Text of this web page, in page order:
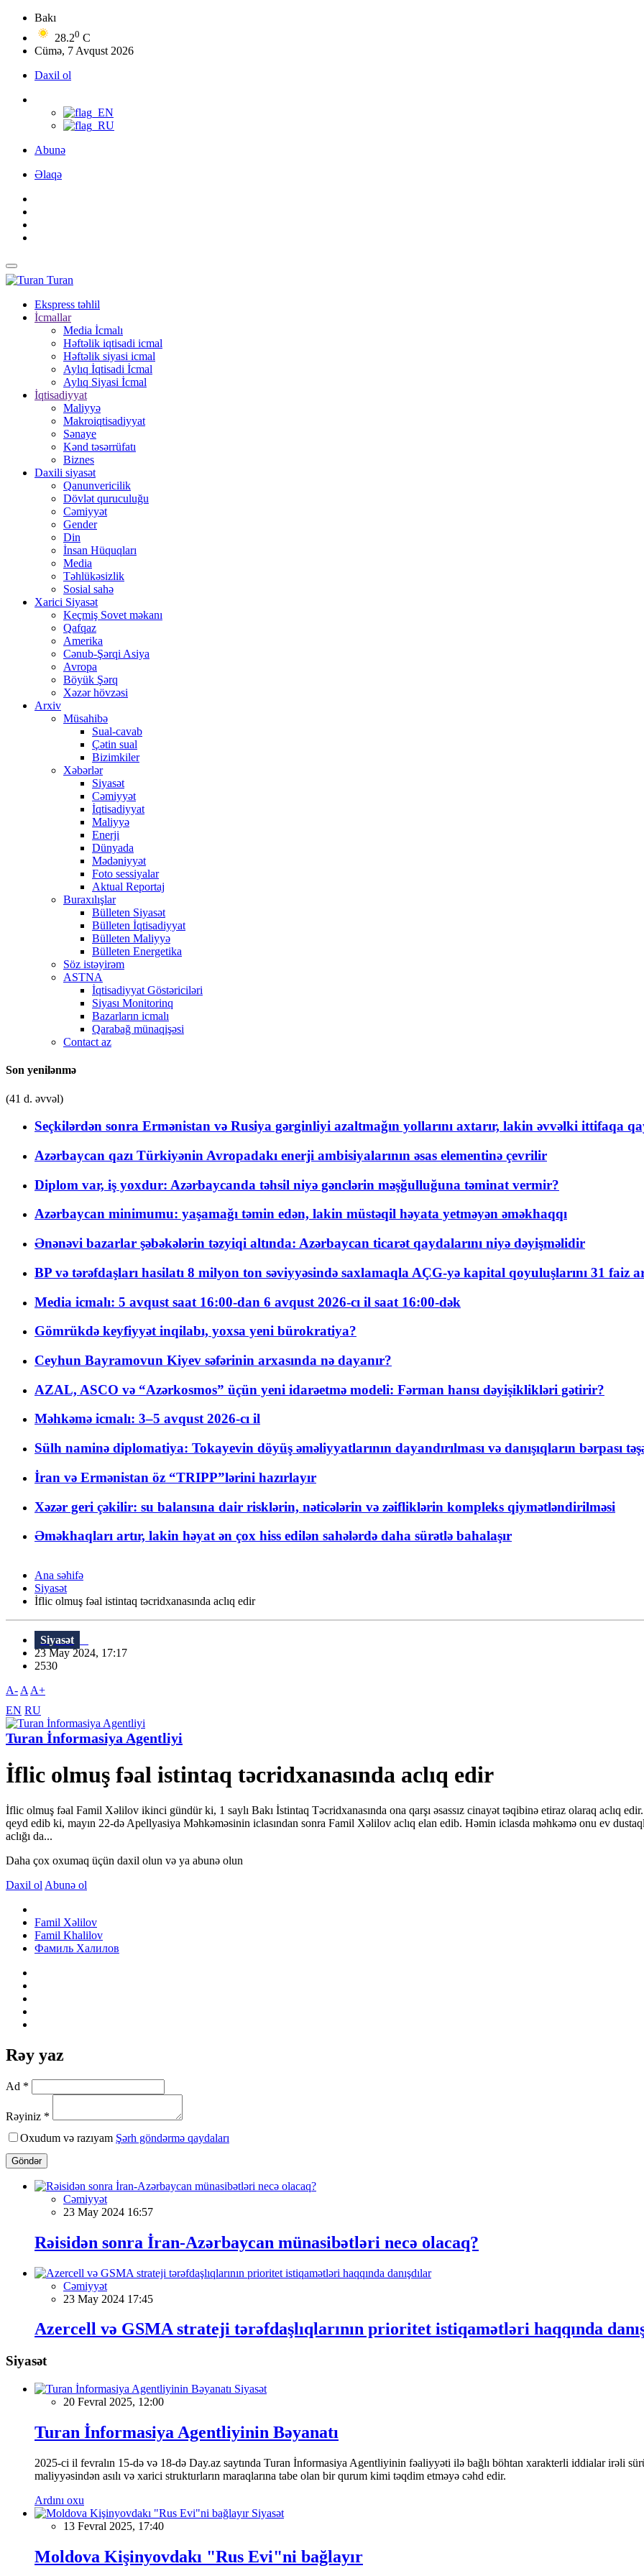
Bakı
28.20 C
Cümə, 7 Avqust 2026
Daxil ol
Abunə
Əlaqə
Turan
Ekspress təhlil
İcmallar
Media İcmalı
Həftəlik iqtisadi icmal
Həftəlik siyasi icmal
Aylıq İqtisadi İcmal
Aylıq Siyasi İcmal
İqtisadiyyat
Maliyyə
Makroiqtisadiyyat
Sənaye
Kənd təsərrüfatı
Biznes
Daxili siyasət
Qanunvericilik
Dövlət quruculuğu
Cəmiyyət
Gender
Din
İnsan Hüquqları
Media
Təhlükəsizlik
Sosial sahə
Xarici Siyasət
Keçmiş Sovet məkanı
Qafqaz
Amerika
Cənub-Şərqi Asiya
Avropa
Böyük Şərq
Xəzər hövzəsi
Arxiv
Müsahibə
Sual-cavab
Çətin sual
Bizimkiler
Xəbərlər
Siyasət
Cəmiyyət
İqtisadiyyat
Maliyyə
Enerji
Dünyada
Mədəniyyət
Foto sessiyalar
Aktual Reportaj
Buraxılışlar
Bülleten Siyasət
Bülleten İqtisadiyyat
Bülleten Maliyyə
Bülleten Energetika
Söz istəyirəm
ASTNA
İqtisadiyyat Göstəriciləri
Siyası Monitorinq
Bazarların icmalı
Qarabağ münaqişəsi
Contact az
Son yenilənmə
(41 d. əvvəl)
Seçkilərdən sonra Ermənistan və Rusiya gərginliyi azaltmağın yollarını axtarır, lakin əvvəlki ittifaqa
Azərbaycan qazı Türkiyənin Avropadakı enerji ambisiyalarının əsas elementinə çevrilir
Diplom var, iş yoxdur: Azərbaycanda təhsil niyə gənclərin məşğulluğuna təminat vermir?
Azərbaycan minimumu: yaşamağı təmin edən, lakin müstəqil həyata yetməyən əməkhaqqı
Ənənəvi bazarlar şəbəkələrin təzyiqi altında: Azərbaycan ticarət qaydalarını niyə dəyişməlidir
BP və tərəfdaşları hasilatı 8 milyon ton səviyyəsində saxlamaqla AÇG-yə kapital qoyuluşlarını 31 faiz
Media icmalı: 5 avqust saat 16:00-dan 6 avqust 2026-cı il saat 16:00-dək
Gömrükdə keyfiyyət inqilabı, yoxsa yeni bürokratiya?
Ceyhun Bayramovun Kiyev səfərinin arxasında nə dayanır?
AZAL, ASCO və “Azərkosmos” üçün yeni idarəetmə modeli: Fərman hansı dəyişiklikləri gətirir?
Məhkəmə icmalı: 3–5 avqust 2026-cı il
Sülh naminə diplomatiya: Tokayevin döyüş əməliyyatlarının dayandırılması və danışıqların bərpası
İran və Ermənistan öz “TRIPP”lərini hazırlayır
Xəzər geri çəkilir: su balansına dair risklərin, nəticələrin və zəifliklərin kompleks qiymətləndirilməsi
Əməkhaqları artır, lakin həyat ən çox hiss edilən sahələrdə daha sürətlə bahalaşır
Ana səhifə
Siyasət
İflic olmuş fəal istintaq təcridxanasında aclıq edir
Siyasət
23 May 2024, 17:17
2530
A- A A+
EN RU
Turan İnformasiya Agentliyi
İflic olmuş fəal istintaq təcridxanasında aclıq edir
İflic olmuş fəal Famil Xəlilov ikinci gündür ki, 1 saylı Bakı İstintaq Təcridxanasında ona qarşı əsassız cinayət təqibinə etiraz olaraq aclıq
qeyd edib ki, mayın 22-də Apellyasiya Məhkəməsinin iclasından sonra Famil Xəlilov aclıq elan edib. Həmin iclasda məhkəmə onu ev
aclığı da...
Daha çox oxumaq üçün daxil olun və ya abunə olun
Daxil ol Abunə ol
Famil Xəlilov
Famil Khalilov
Фамиль Халилов
Rəy yaz
Ad *
Rəyiniz *
Oxudum və razıyam Şərh göndərmə qaydaları
Göndər
Cəmiyyət
23 May 2024 16:57
Rəisidən sonra İran-Azərbaycan münasibətləri necə olacaq?
Cəmiyyət
23 May 2024 17:45
Azercell və GSMA strateji tərəfdaşlıqlarının prioritet istiqamətləri haqqında
Siyasət
Siyasət
20 Fevral 2025, 12:00
Turan İnformasiya Agentliyinin Bəyanatı
2025-ci il fevralın 15-də və 18-də Day.az saytında Turan İnformasiya Agentliyinin fəaliyyəti ilə bağlı böhtan xarakterli iddialar irəli
maliyyəsindən asılı və xarici strukturların maraqlarına tabe olan bir qurum kimi təqdim etməyə cəhd edir.
Ardını oxu
Siyasət
13 Fevral 2025, 17:40
Moldova Kişinyovdakı "Rus Evi"ni bağlayır